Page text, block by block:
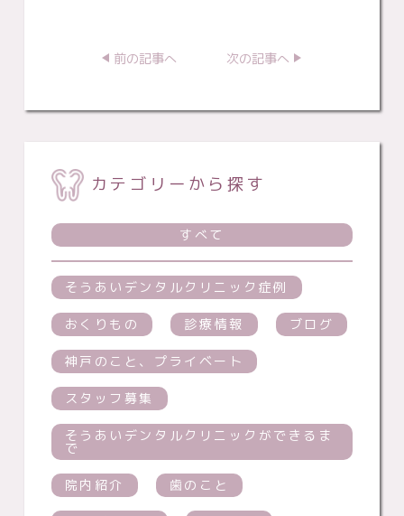
前の記事へ 次の記事へ
カテゴリーから探す
すべて
そうあいデンタルクリニック症例
おくりもの 診療情報 ブログ
神戸のこと、プライベート
スタッフ募集
そうあいデンタルクリニックができるま
で
院内紹介 歯のこと